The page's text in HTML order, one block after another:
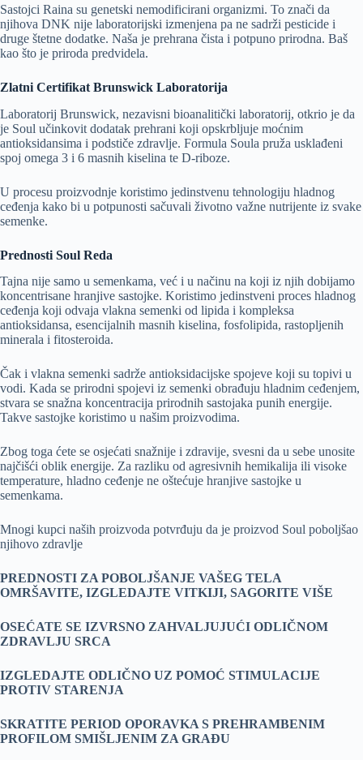
Sastojci Raina su genetski nemodificirani organizmi. To znači da
njihova DNK nije laboratorijski izmenjena pa ne sadrži pesticide i
druge štetne dodatke. Naša je prehrana čista i potpuno prirodna. Baš
kao što je priroda predvidela.
Zlatni Certifikat Brunswick Laboratorija
Laboratorij Brunswick, nezavisni bioanalitički laboratorij, otkrio je da
je Soul učinkovit dodatak prehrani koji opskrbljuje moćnim
antioksidansima i podstiče zdravlje. Formula Soula pruža usklađeni
spoj omega 3 i 6 masnih kiselina te D-riboze.
U procesu proizvodnje koristimo jedinstvenu tehnologiju hladnog
ceđenja kako bi u potpunosti sačuvali životno važne nutrijente iz svake
semenke.
Prednosti Soul Reda
Tajna nije samo u semenkama, već i u načinu na koji iz njih dobijamo
koncentrisane hranjive sastojke. Koristimo jedinstveni proces hladnog
ceđenja koji odvaja vlakna semenki od lipida i kompleksa
antioksidansa, esencijalnih masnih kiselina, fosfolipida, rastopljenih
minerala i fitosteroida.
Čak i vlakna semenki sadrže antioksidacijske spojeve koji su topivi u
vodi. Kada se prirodni spojevi iz semenki obrađuju hladnim ceđenjem,
stvara se snažna koncentracija prirodnih sastojaka punih energije.
Takve sastojke koristimo u našim proizvodima.
Zbog toga ćete se osjećati snažnije i zdravije, svesni da u sebe unosite
najčišći oblik energije. Za razliku od agresivnih hemikalija ili visoke
temperature, hladno ceđenje ne oštećuje hranjive sastojke u
semenkama.
Mnogi kupci naših proizvoda potvrđuju da je proizvod Soul poboljšao
njihovo zdravlje
PREDNOSTI ZA POBOLJŠANJE VAŠEG TELA
OMRŠAVITE, IZGLEDAJTE VITKIJI, SAGORITE VIŠE
OSEĆATE SE IZVRSNO ZAHVALJUJUĆI ODLIČNOM
ZDRAVLJU SRCA
IZGLEDAJTE ODLIČNO UZ POMOĆ STIMULACIJE
PROTIV STARENJA
SKRATITE PERIOD OPORAVKA S PREHRAMBENIM
PROFILOM SMIŠLJENIM ZA GRAĐU